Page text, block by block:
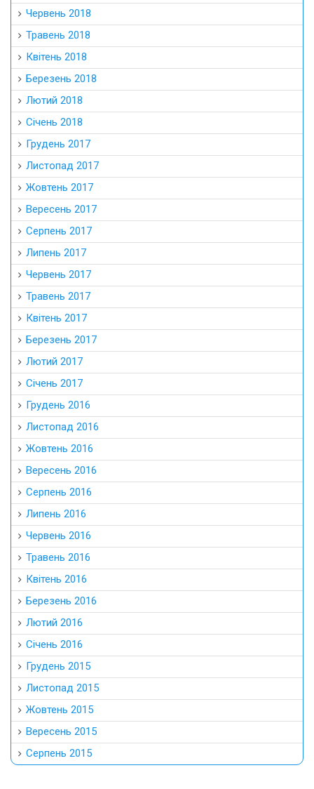
Червень 2018
Травень 2018
Квітень 2018
Березень 2018
Лютий 2018
Січень 2018
Грудень 2017
Листопад 2017
Жовтень 2017
Вересень 2017
Серпень 2017
Липень 2017
Червень 2017
Травень 2017
Квітень 2017
Березень 2017
Лютий 2017
Січень 2017
Грудень 2016
Листопад 2016
Жовтень 2016
Вересень 2016
Серпень 2016
Липень 2016
Червень 2016
Травень 2016
Квітень 2016
Березень 2016
Лютий 2016
Січень 2016
Грудень 2015
Листопад 2015
Жовтень 2015
Вересень 2015
Серпень 2015